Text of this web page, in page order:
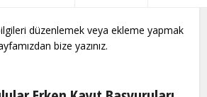
düzenlemek veya ekleme yapmak
bize yazınız.